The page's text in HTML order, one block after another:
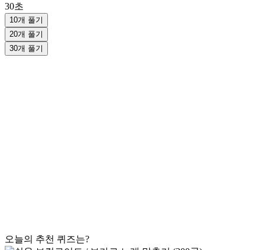
30초
10개 풀기
20개 풀기
30개 풀기
오늘의 추천 퀴즈는?